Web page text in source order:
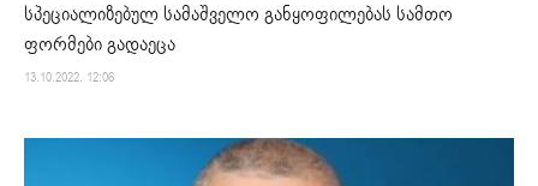
სპეციალიზებულ სამაშველო განყოფილებას სამთო
ფორმები გადაეცა
13.10.2022. 12:06